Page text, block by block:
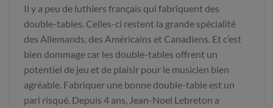
Il y a peu de luthiers français qui fabriquent des
double-tables. Celles-ci restent la grande spécialité
des Allemands, des Américains et Canadiens. Et c’est
bien dommage car les double-tables offrent un
potentiel de jeu et de plaisir pour le musicien bien
agréable. Fabriquer une bonne double-table est un
pari risqué. Depuis 4 ans, Jean-Noel Lebreton a